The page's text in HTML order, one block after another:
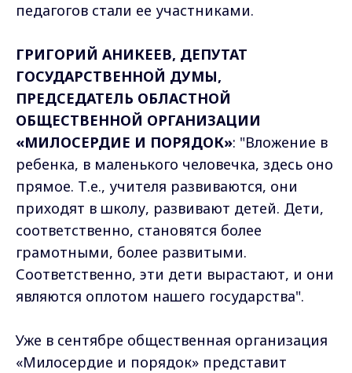
педагогов стали ее участниками.
ГРИГОРИЙ АНИКЕЕВ, ДЕПУТАТ
ГОСУДАРСТВЕННОЙ ДУМЫ,
ПРЕДСЕДАТЕЛЬ ОБЛАСТНОЙ
ОБЩЕСТВЕННОЙ ОРГАНИЗАЦИИ
«МИЛОСЕРДИЕ И ПОРЯДОК»: "Вложение в
ребенка, в маленького человечка, здесь оно
прямое. Т.е., учителя развиваются, они
приходят в школу, развивают детей. Дети,
соответственно, становятся более
грамотными, более развитыми.
Соответственно, эти дети вырастают, и они
являются оплотом нашего государства".
Уже в сентябре общественная организация
«Милосердие и порядок» представит